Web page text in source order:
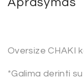
Oversize CHAKI
*Galima derinti